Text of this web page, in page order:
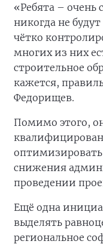
«Ребята – очень
никогда не
чётко
многих из них
строительное
кажется,
Федорищев.
Помимо этого,
оптимизировать
снижения
проведении
Ещё одна
выделять
региональное